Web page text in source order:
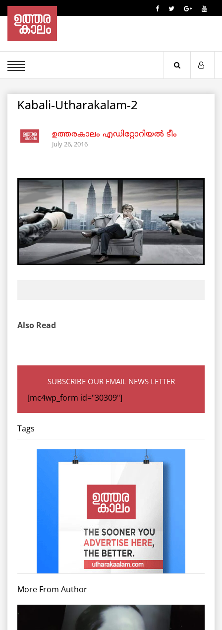
Kabali-Utharakalam-2
ഉത്തരകാലം എഡിറ്റോറിയല്‍ ടീം
July 26, 2016
Also Read
SUBSCRIBE OUR EMAIL NEWS LETTER
[mc4wp_form id="30309"]
Tags
More From Author